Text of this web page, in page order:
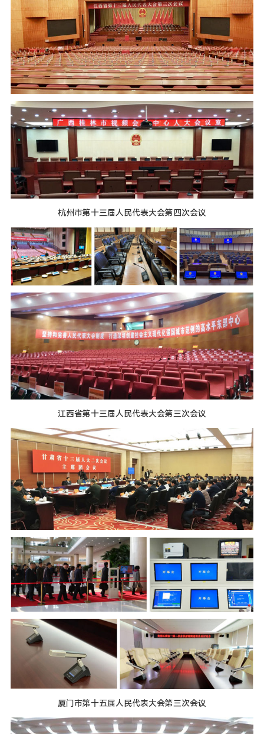
杭州市第十三届人民代表大会第四次会议
江西省第十三届人民代表大会第三次会议
厦门市第十五届人民代表大会第三次会议